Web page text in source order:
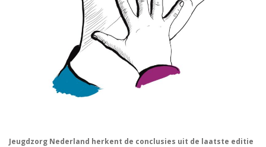
Jeugdzorg Nederland herkent de conclusies uit de laatste editie